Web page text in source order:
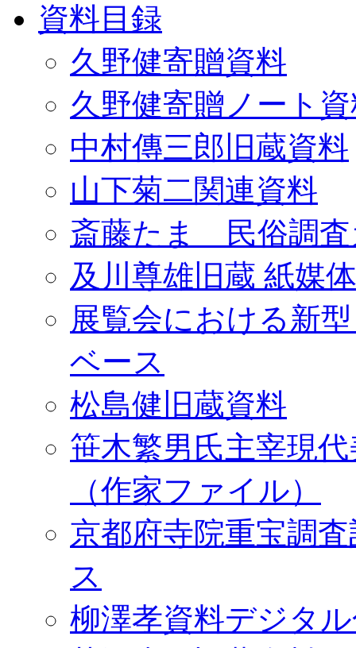
資料目録
久野健寄贈資料
久野健寄贈ノート
中村傳三郎旧蔵資料
山下菊二関連資料
斎藤たま 民俗調査
及川尊雄旧蔵 紙媒
展覧会における新
ベース
松島健旧蔵資料
笹木繁男氏主宰現
（作家ファイル）
京都府寺院重宝調
ス
柳澤孝資料デジタ